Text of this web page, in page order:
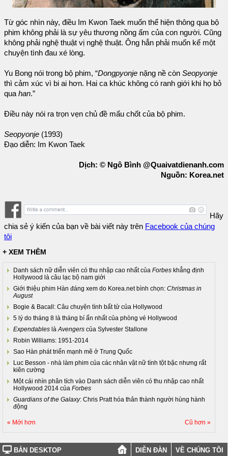
Từ góc nhìn này, điều Im Kwon Taek muốn thể hiện thông qua bộ
phim không phải là sự yêu thương nồng ấm của con người. Cũng
không phải nghệ thuật vị nghệ thuật. Ông hẳn phải muốn kể một
chuyện tình đau xé lòng.
Yu Bong nói trong bộ phim, “Dongpyonje nặng nề còn Seopyonje
thì cảm xúc vì bi ai hơn. Hai ca khúc không có ranh giới khi họ bỏ
quahan.”
Điều này nói ra trọn vẹn chủ đề mấu chốt của bộ phim.
Seopyonje (1993)
Đạo diễn: Im Kwon Taek
Dịch: © Ngô Bình @Quaivatdienanh.com
Nguồn: Korea.net
Hãy
chia sẻ ý kiến của bạn về bài viết này trên Facebook của chúng
tôi
+ XEM THÊM
Danh sách nữ diễn viên có thu nhập cao nhất của Forbes khẳng định
Hollywood là câu lạc bộ nam giới
Giới thiệu phim Hàn đáng xem do Korea.net bình chọn: Christmas in
August
Bogie & Bacall: Câu chuyện tình bất tử của Hollywood
5 lý do tháng 8 là tháng bí ẩn nhất của phòng vé Hollywood
Expendables là Avengers của Sylvester Stallone
Robin Williams: 1951-2014
Sao Hàn phát triển mạnh mẽ ở Trung Quốc
Luc Besson - nhà làm phim của các nhân vật nữ tính tột bậc nhưng rất
kiên cường
Một cái nhìn phân tích vào Danh sách diễn viên có thu nhập cao nhất
Hollywood 2014 của Forbes
Guardians of the Galaxy: Chris Pratt hóa thân thành người hùng hành
động
« Mới hơn Cũ hơn »
BẢN DESKTOP DIỄN ĐÀN VỀ CHÚNG TÔI